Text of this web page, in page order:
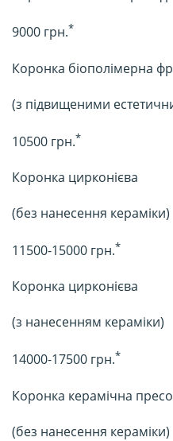
9000 грн.*
Коронка біополімерна
(з підвищеними
10500 грн.*
Коронка цирконієва
(без нанесення кераміки)
11500-15000 грн.*
Коронка цирконієва
(з нанесенням кераміки)
14000-17500 грн.*
Коронка керамічна
(без нанесення кераміки)